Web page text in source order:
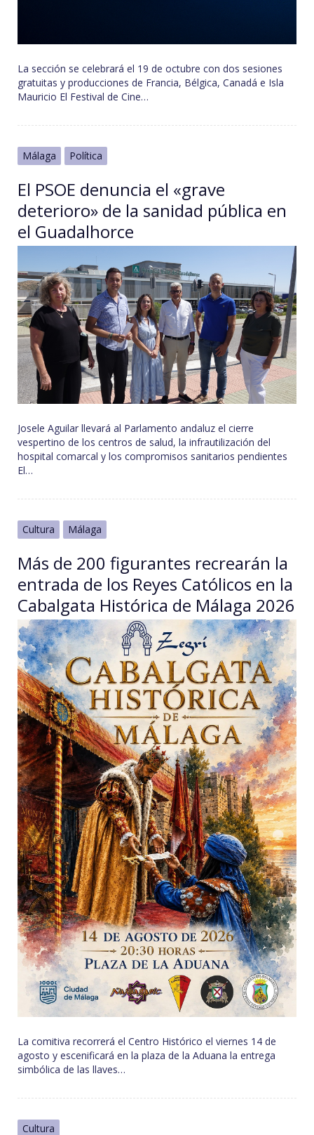
La sección se celebrará el 19 de octubre con dos sesiones
gratuitas y producciones de Francia, Bélgica, Canadá e Isla
Mauricio El Festival de Cine…
Málaga Política
El PSOE denuncia el «grave
deterioro» de la sanidad pública en
el Guadalhorce
Josele Aguilar llevará al Parlamento andaluz el cierre
vespertino de los centros de salud, la infrautilización del
hospital comarcal y los compromisos sanitarios pendientes
El…
Cultura Málaga
Más de 200 figurantes recrearán la
entrada de los Reyes Católicos en la
Cabalgata Histórica de Málaga 2026
La comitiva recorrerá el Centro Histórico el viernes 14 de
agosto y escenificará en la plaza de la Aduana la entrega
simbólica de las llaves…
Cultura